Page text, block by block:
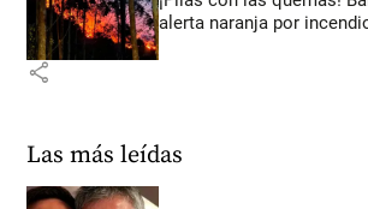
alerta naranja por
share
Las más leídas